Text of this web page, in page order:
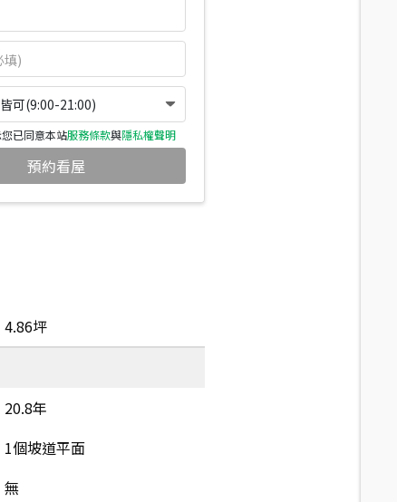
可(9:00-21:00)
已同意本站服務條款與隱私權聲明
預約看屋
4.86坪
20.8年
1個坡道平面
無